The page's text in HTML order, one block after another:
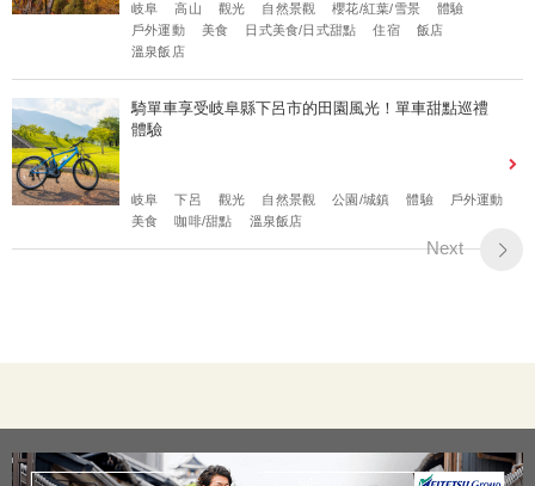
岐阜 高山 觀光 自然景觀 櫻花/紅葉/雪景
體驗
戶外運動
美食 日式美食/日式甜點 住宿
飯店
溫泉飯店
騎單車享受岐阜縣下呂市的田園風光！單車甜點巡禮
體驗
岐阜 下呂 觀光 自然景觀 公園/城鎮 體驗
戶外運動
美食
咖啡/甜點 溫泉飯店
Next